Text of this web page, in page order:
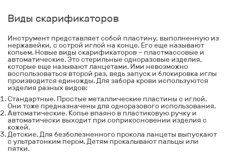
Виды скарификаторов
Инструмент представляет собой пластину, выполненную из
нержавейки, с острой иглой на конце. Его еще называют
копьем. Новые виды скарификаторов – пластмассовые и
автоматические. Это стерильные одноразовые изделия,
которые еще называютланцетами. Ими невозможно
воспользоваться второй раз, ведь запуск и блокировка иглы
производится единожды. Для забора крови используются
изделия разных видов:
Стандартные. Простые металлические пластины с иглой.
Они тоже предназначены для одноразового использования.
Автоматические. Копье впаяно в пластиковую ручку и
автоматически выходит при соприкосновении изделия с
кожей.
Детские. Для безболезненного прокола ланцеты выпускают
с ультратонким пером. Детям прокалывают пальцы или
пятки.